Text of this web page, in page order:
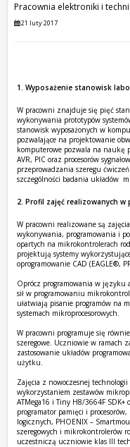
Pracownia elektroniki i
21 luty 2017
1. Wyposażenie stanowisk
W pracowni znajduje się pięć
wykonywania prototypów
stanowisk wyposażonych w
pozwalające na projektowanie
komputerowe pozwala na naukę
AVR, PIC oraz procesorów
przeprowadzania szeregu
szczególności badania układów
2. Profil zajęć realizowanych w
W pracowni realizowane są
wykonywania, programowania i
opartych na mikrokontrolerach
projektują systemy
oprogramowanie CAD (EAGLE®,
Oprócz programowania w języku
sił w programowaniu
ułatwiają pisanie programów na
systemach mikroprocesorowych.
W pracowni programuje się
szeregowe. Uczniowie w ramach
zastosowanie układów
użytku.
Zajęcia z nowoczesnej
wykorzystaniem zestawów
ATMega16 i Tiny H8/3664F
programator pamięci i
logicznych, PHOENIX –
szeregowych i mikrokontrolerów
uczestniczą uczniowie klas III